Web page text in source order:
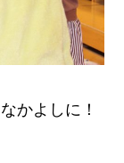
かよしに！